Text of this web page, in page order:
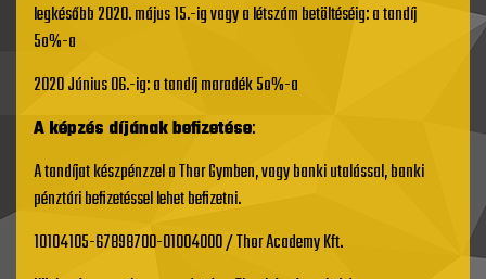
legkésőbb 2020. május 15.-ig vagy a létszám betöltéséig: a tandíj
5o%-a
2020 Június 06.-ig: a tandíj maradék 5o%-a
A képzés díjának befizetése:
A tandíjat készpénzzel a Thor Gymben, vagy banki utalással, banki
pénztári befizetéssel lehet befizetni.
10104105-67898700-01004000 / Thor Academy Kft.